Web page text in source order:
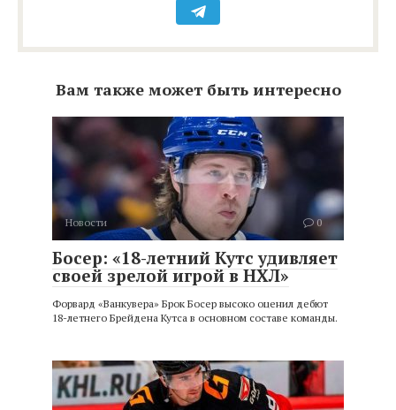
Вам также может быть интересно
Новости 0
Босер: «18-летний Кутс удивляет
своей зрелой игрой в НХЛ»
Форвард «Ванкувера» Брок Босер высоко оценил дебют
18-летнего Брейдена Кутса в основном составе команды.